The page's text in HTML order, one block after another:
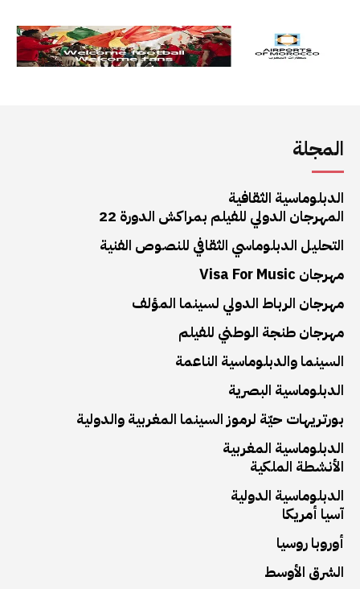
المجلة
الدبلوماسية الثقافية
المهرجان الدولي للفيلم بمراكش الدورة 22
التحليل الدبلوماسي الثقافي للنصوص الفنية
مهرجان Visa For Music
مهرجان الرباط الدولي لسينما المؤلف
مهرجان طنجة الوطني للفيلم
السينما والدبلوماسية الناعمة
الدبلوماسية البصرية
بورتريهات حيّة لرموز السينما المغربية والدولية
الدبلوماسية المغربية
الأنشطة الملكية
الدبلوماسية الدولية
آسيا أمريكا
أوروبا روسيا
الشرق الأوسط